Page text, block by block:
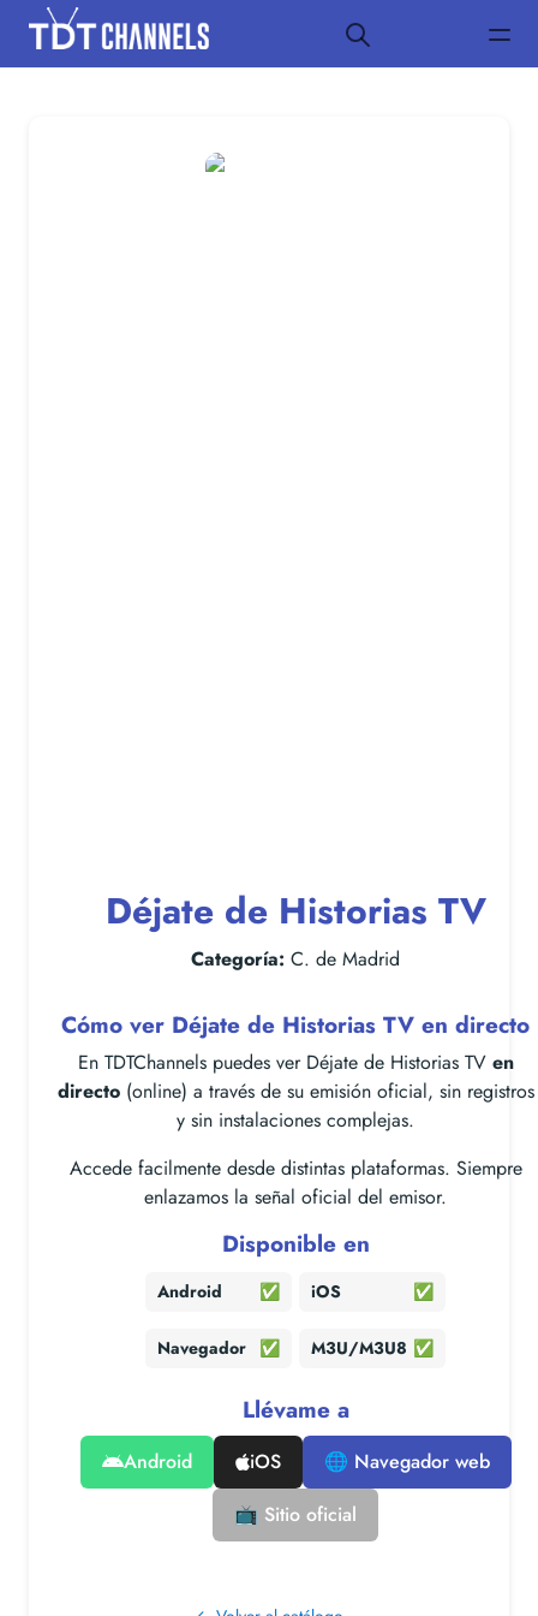
Déjate de Historias TV
Categoría: C. de Madrid
Cómo ver Déjate de Historias TV en directo
En TDTChannels puedes ver Déjate de Historias TV en
directo(online) a través de su emisión oficial, sin registros
y sin instalaciones complejas.
Accede facilmente desde distintas plataformas. Siempre
enlazamos la señal oficial del emisor.
Disponible en
Android ✅ iOS ✅
Navegador ✅ M3U/M3U8 ✅
Llévame a
Android iOS
🌐 Navegador web
📺 Sitio oficial